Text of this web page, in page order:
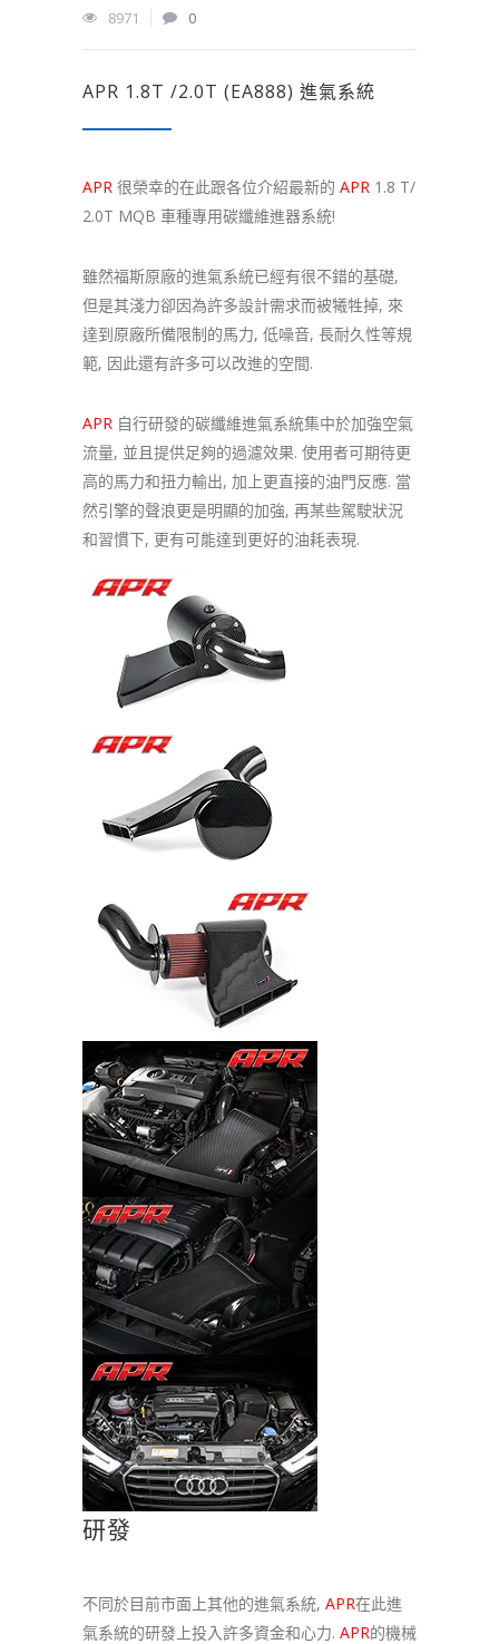
8971
0
APR 1.8T /2.0T (EA888) 進氣系統
APR 很榮幸的在此跟各位介紹最新的 APR 1.8 T/
2.0T MQB 車種專用碳纖維進器系統!
雖然福斯原廠的進氣系統已經有很不錯的基礎,
但是其淺力卻因為許多設計需求而被犧牲掉, 來
達到原廠所備限制的馬力, 低噪音, 長耐久性等規
範, 因此還有許多可以改進的空間.
APR 自行研發的碳纖維進氣系統集中於加強空氣
流量, 並且提供足夠的過濾效果. 使用者可期待更
高的馬力和扭力輸出, 加上更直接的油門反應. 當
然引擎的聲浪更是明顯的加強, 再某些駕駛狀況
和習慣下, 更有可能達到更好的油耗表現.
研發
不同於目前市面上其他的進氣系統, APR在此進
氣系統的研發上投入許多資金和心力. APR的機械